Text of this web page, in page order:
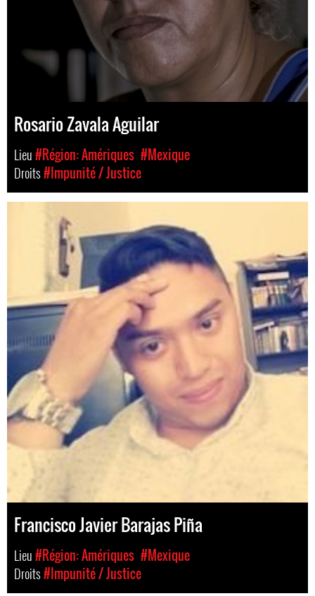
Rosario Zavala Aguilar
Lieu#Région: Amériques #Mexique
Droits#Impunité / Justice
Francisco Javier Barajas Piña
Lieu#Région: Amériques #Mexique
Droits#Impunité / Justice